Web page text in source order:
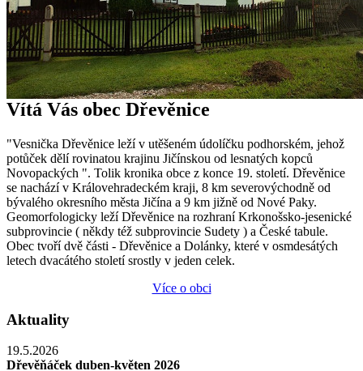
Vítá Vás obec Dřevěnice
"Vesnička Dřevěnice leží v utěšeném údolíčku podhorském, jehož
potůček dělí rovinatou krajinu Jičínskou od lesnatých kopců
Novopackých ". Tolik kronika obce z konce 19. století. Dřevěnice
se nachází v Královehradeckém kraji, 8 km severovýchodně od
bývalého okresního města Jičína a 9 km jižně od Nové Paky.
Geomorfologicky leží Dřevěnice na rozhraní Krkonošsko-jesenické
subprovincie ( někdy též subprovincie Sudety ) a České tabule.
Obec tvoří dvě části - Dřevěnice a Dolánky, které v osmdesátých
letech dvacátého století srostly v jeden celek.
Více o obci
Aktuality
19.5.2026
Dřevěňáček duben-květen 2026